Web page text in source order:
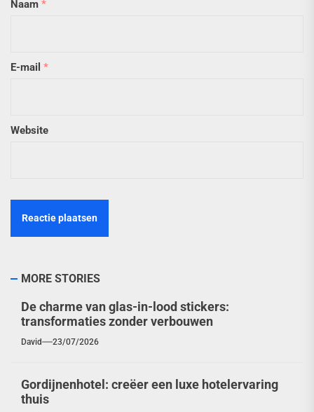
Naam *
E-mail *
Website
MORE STORIES
De charme van glas-in-lood stickers:
transformaties zonder verbouwen
David 23/07/2026
Gordijnenhotel: creëer een luxe hotelervaring
thuis